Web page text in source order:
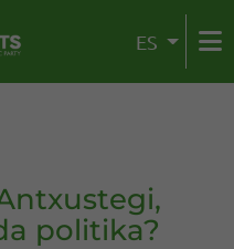
ES
politika?